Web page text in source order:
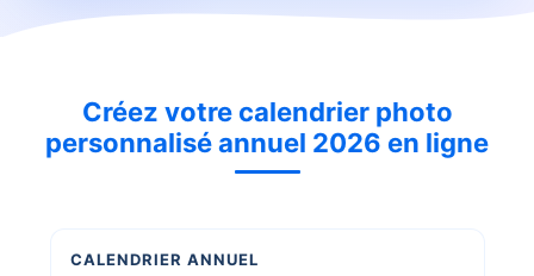
Créez votre calendrier photo
personnalisé annuel 2026 en ligne
CALENDRIER ANNUEL